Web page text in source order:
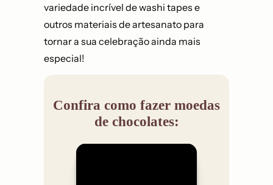
variedade incrível de washi tapes e
outros materiais de artesanato para
tornar a sua celebração ainda mais
especial!
Confira como fazer moedas
de chocolates: